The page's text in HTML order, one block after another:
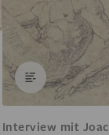
Interview mit